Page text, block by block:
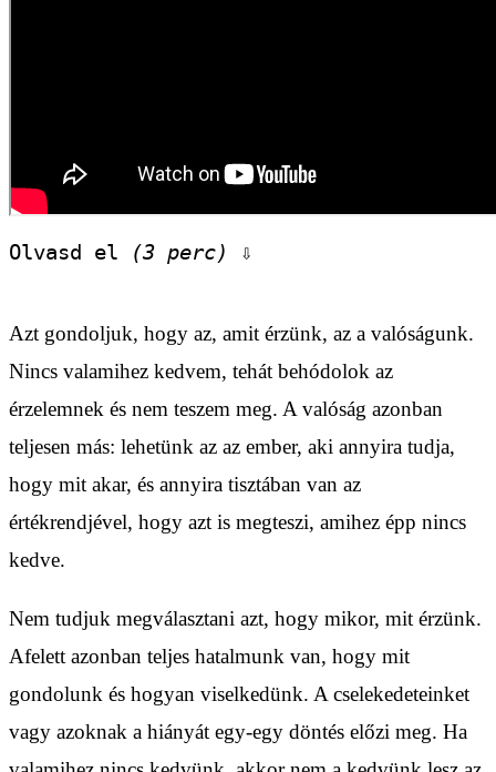
Olvasd el (3 perc) ⇩
Azt gondoljuk, hogy az, amit érzünk, az a valóságunk.
Nincs valamihez kedvem, tehát behódolok az
érzelemnek és nem teszem meg. A valóság azonban
teljesen más: lehetünk az az ember, aki annyira tudja,
hogy mit akar, és annyira tisztában van az
értékrendjével, hogy azt is megteszi, amihez épp nincs
kedve.
Nem tudjuk megválasztani azt, hogy mikor, mit érzünk.
Afelett azonban teljes hatalmunk van, hogy mit
gondolunk és hogyan viselkedünk. A cselekedeteinket
vagy azoknak a hiányát egy-egy döntés előzi meg. Ha